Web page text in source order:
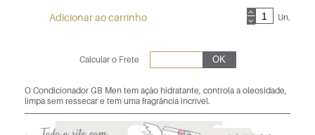
Un.
Adicionar ao carrinho
Calcular o Frete
O Condicionador GB Men tem ação hidratante, controla a oleosidade,
limpa sem ressecar e tem uma fragrância incrível.